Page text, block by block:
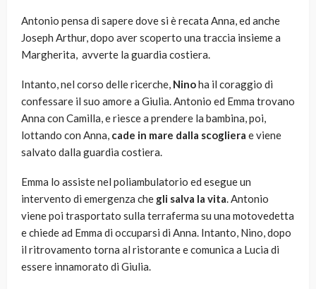
Antonio pensa di sapere dove si è recata Anna, ed anche
Joseph Arthur, dopo aver scoperto una traccia insieme a
Margherita, avverte la guardia costiera.
Intanto, nel corso delle ricerche, Ninoha il coraggio di
confessare il suo amore a Giulia. Antonio ed Emma trovano
Anna con Camilla, e riesce a prendere la bambina, poi,
lottando con Anna, cade in mare dalla scogliera e viene
salvato dalla guardia costiera.
Emma lo assiste nel poliambulatorio ed esegue un
intervento di emergenza che gli salva la vita. Antonio
viene poi trasportato sulla terraferma su una motovedetta
e chiede ad Emma di occuparsi di Anna. Intanto, Nino, dopo
il ritrovamento torna al ristorante e comunica a Lucia di
essere innamorato di Giulia.